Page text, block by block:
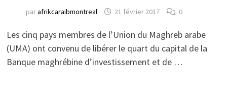
parafrikcaraibmontreal 21 février 2017 0
Les cinq pays membres de l’Union du Maghreb arabe
(UMA) ont convenu de libérer le quart du capital de la
Banque maghrébine d’investissement et de …